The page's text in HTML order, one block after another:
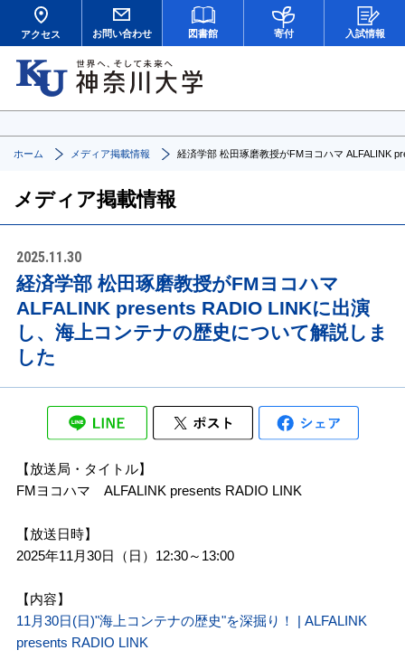
アクセス お問い合わせ 図書館 寄付 入試情報
ホーム メディア掲載情報 経済学部 松田琢磨教授がFMヨコハマ ALFALINK
メディア掲載情報
2025.11.30
経済学部 松田琢磨教授がFMヨコハマ
ALFALINK presents RADIO LINKに出演
し、海上コンテナの歴史について解説しま
した
【放送局・タイトル】
FMヨコハマ　ALFALINK presents RADIO LINK
【放送日時】
2025年11月30日（日）12:30～13:00
【内容】
11月30日(日)"海上コンテナの歴史"を深掘り！ | ALFALINK
presents RADIO LINK